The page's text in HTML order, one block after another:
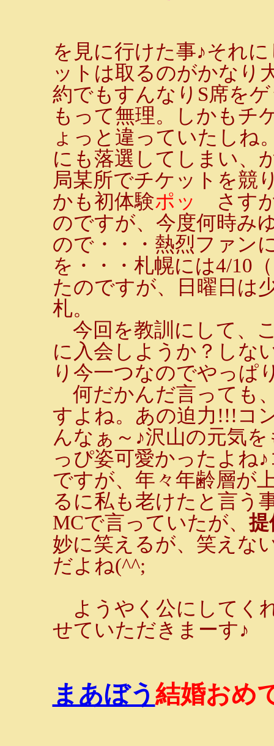
を見に行けた事♪それ
ットは取るのがかなり
約でもすんなりS席を
もって無理。しかもチ
ょっと違っていたしね
にも落選してしまい、
局某所でチケットを競
かも初体験ポッ
さす
のですが、今度何時み
ので・・・熱烈ファン
を・・・札幌には4/10
たのですが、日曜日は
札。
今回を教訓にして、
に入会しようか？しな
り今一つなのでやっぱ
何だかんだ言っても
すよね。あの迫力!!!コ
んなぁ～♪沢山の元気
っぴ姿可愛かったよね
ですが、年々年齢層が
るに私も老けたと言う
MCで言っていたが、提
妙に笑えるが、笑えな
だよね(^^;
ようやく公にしてく
せていただきまーす♪
まあぼう 結婚おめ